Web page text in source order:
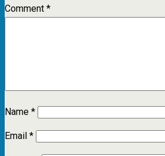
Comment*
Name*
Email*